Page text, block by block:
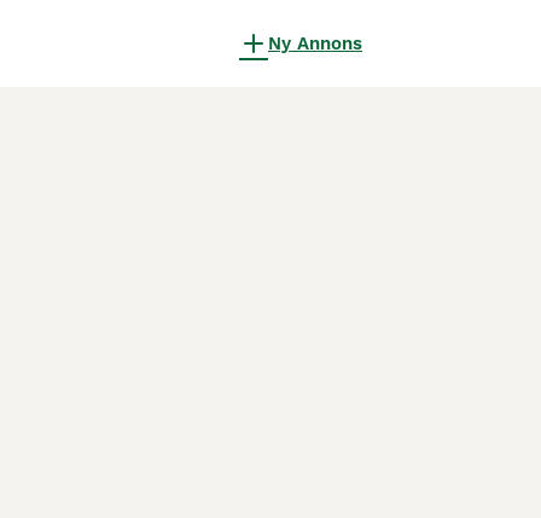
Ny Annons